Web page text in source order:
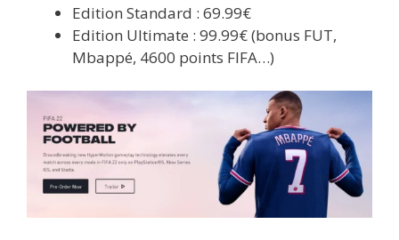
Edition Standard : 69.99€
Edition Ultimate : 99.99€ (bonus FUT,
Mbappé, 4600 points FIFA…)